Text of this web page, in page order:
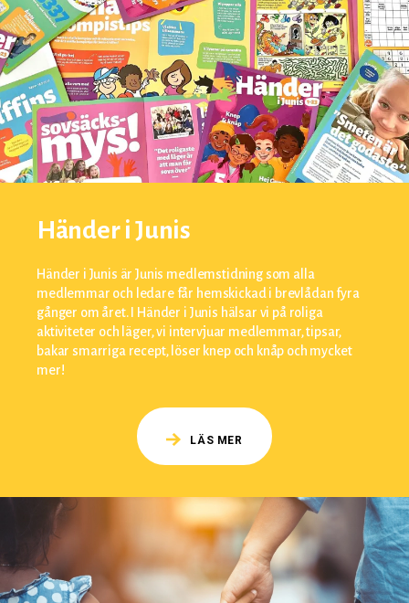
Händer i Junis
Händer i Junis är Junis medlemstidning som alla
medlemmar och ledare får hemskickad i brevlådan fyra
gånger om året. I Händer i Junis hälsar vi på roliga
aktiviteter och läger, vi intervjuar medlemmar, tipsar,
bakar smarriga recept, löser knep och knåp och mycket
mer!
LÄS MER